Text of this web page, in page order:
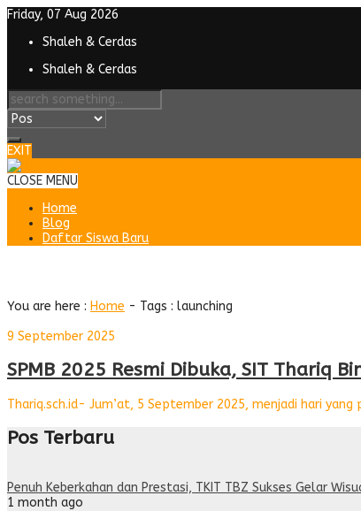
Friday, 07 Aug 2026
Shaleh & Cerdas
Shaleh & Cerdas
EXIT
CLOSE MENU
Home
Blog
Daftar Siswa Baru
You are here : Home - Tags : launching
9 September 2025
SPMB 2025 Resmi Dibuka, SIT Thariq
Thariq.sch.id- Jum’at, 5 September 2025, menjadi hari
Pos Terbaru
Penuh Keberkahan dan Prestasi, TKIT TBZ Sukses Gelar
1 month ago